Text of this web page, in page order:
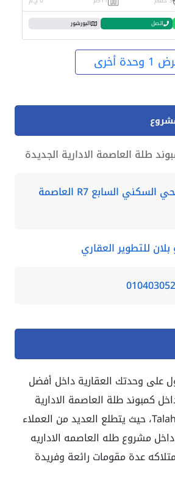
اتصل البورشور
أخرى
طلة العاصمة الادارية الجديدة
الحي السكني السابع R7 العاصمة
للتطوير العقاري
على وحدتك العقارية داخل أفضل
كمبوند طلة العاصمة الادارية
، حيث يتطلع العديد من العملاء
مشروع طله العاصمه الاداريه
عدة مقومات رائعة وفريدة